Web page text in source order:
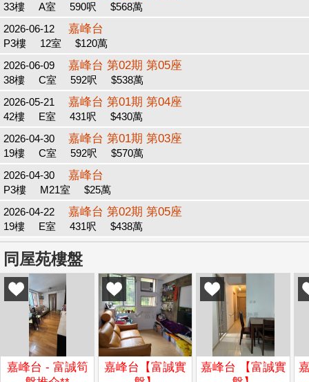
33樓 A室 590呎
$568萬
2026-06-12
嘉峰台
P3樓 12室
$120萬
2026-06-09
嘉峰台 第02期 第05座
38樓 C室 592呎
$538萬
2026-05-21
嘉峰台 第01期 第04座
42樓 E室 431呎
$430萬
2026-04-30
嘉峰台 第01期 第03座
19樓 C室 592呎
$570萬
2026-04-30
嘉峰台
P3樓 M21室
$25萬
2026-04-22
嘉峰台 第02期 第05座
19樓 E室 431呎 $438萬
同屋苑樓盤
嘉峰台 - 富誠筍
嘉峰台【富誠實
嘉峰台 【富誠實